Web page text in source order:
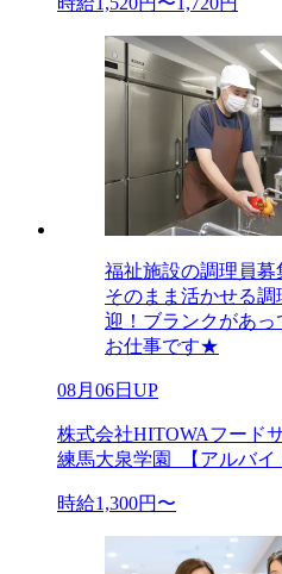
福祉施設の調理員
そのまま活かせる
迎！ブランクがあ
お仕事です★
08月06日UP
株式会社HITOWAフード
練馬大泉学園_【アルバイ
時給1,300円〜